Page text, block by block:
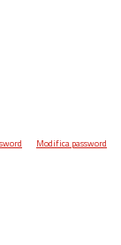
Modifica password